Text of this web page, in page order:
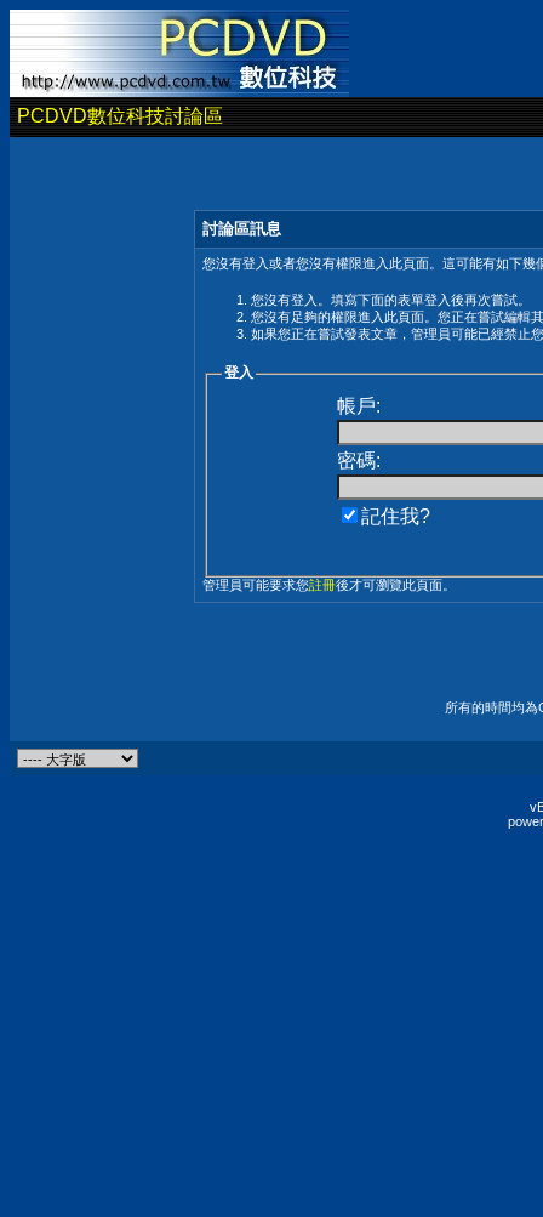
PCDVD數位科技討論區
討論區訊息
您沒有登入或者您沒有權限進入此頁面。這可能有如下幾
您沒有登入。填寫下面的表單登入後再次嘗試。
您沒有足夠的權限進入此頁面。您正在嘗試編輯
如果您正在嘗試發表文章，管理員可能已經禁止
登入
帳戶:
密碼:
記住我?
管理員可能要求您註冊後才可瀏覽此頁面。
所有的時間均為